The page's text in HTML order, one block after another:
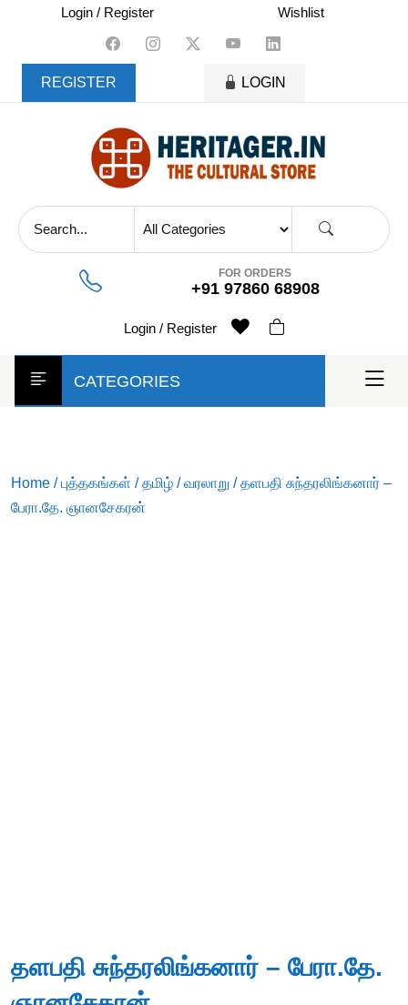
content
Login / Register Wishlist
REGISTER LOGIN
FOR ORDERS
+91 97860 68908
Login / Register
CATEGORIES
Home /புத்தகங்கள் /தமிழ் /வரலாறு / தளபதி சுந்தரலிங்கனார் –
பேரா.தே. ஞானசேகரன்
தளபதி சுந்தரலிங்கனார் – பேரா.தே.